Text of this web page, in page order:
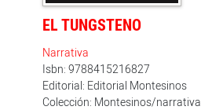
EL TUNGSTENO
Narrativa
Isbn: 9788415216827
Editorial: Editorial Montesinos
Colección: Montesinos/narrativa